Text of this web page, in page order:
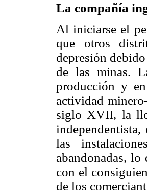
La compañía
Al iniciarse el
que otros
depresión
de las minas.
producción y
actividad
siglo XVII, la
las
abandonadas,
con el
de los